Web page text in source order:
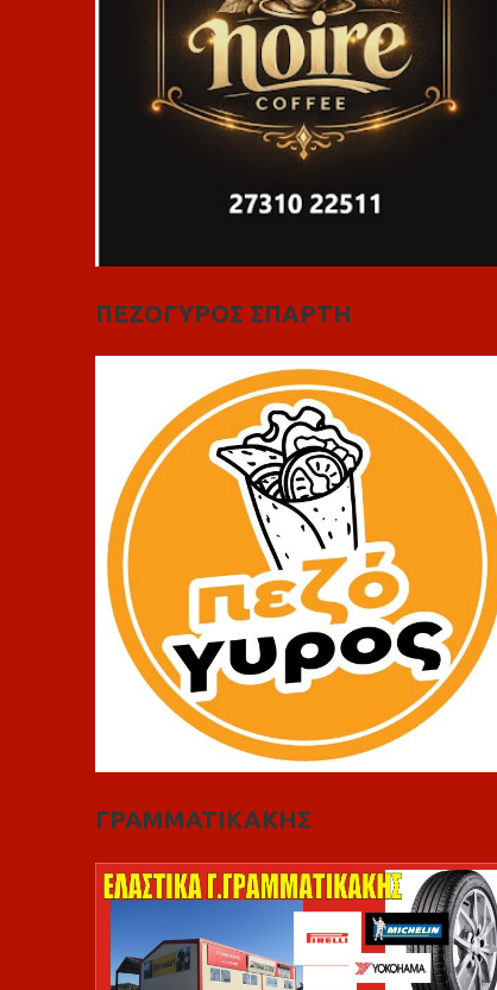
ΠΕΖΟΓΥΡΟΣ ΣΠΑΡΤΗ
ΓΡΑΜΜΑΤΙΚΑΚΗΣ